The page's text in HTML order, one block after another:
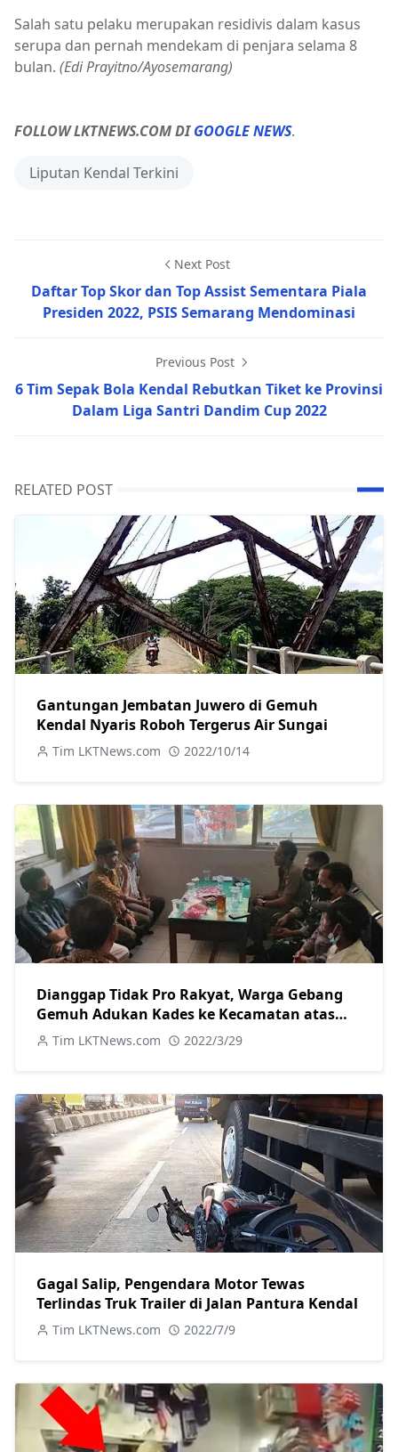
Salah satu pelaku merupakan residivis dalam kasus
serupa dan pernah mendekam di penjara selama 8
bulan. (Edi Prayitno/Ayosemarang)
FOLLOW LKTNEWS.COM DIGOOGLE NEWS.
Liputan Kendal Terkini
Next Post
Daftar Top Skor dan Top Assist Sementara Piala
Presiden 2022, PSIS Semarang Mendominasi
Previous Post
6 Tim Sepak Bola Kendal Rebutkan Tiket ke Provinsi
Dalam Liga Santri Dandim Cup 2022
RELATED POST
Gantungan Jembatan Juwero di Gemuh
Kendal Nyaris Roboh Tergerus Air Sungai
Tim LKTNews.com 2022/10/14
Dianggap Tidak Pro Rakyat, Warga Gebang
Gemuh Adukan Kades ke Kecamatan atas
Dugaan Penyelewengan BLT
Tim LKTNews.com 2022/3/29
Gagal Salip, Pengendara Motor Tewas
Terlindas Truk Trailer di Jalan Pantura Kendal
Tim LKTNews.com 2022/7/9